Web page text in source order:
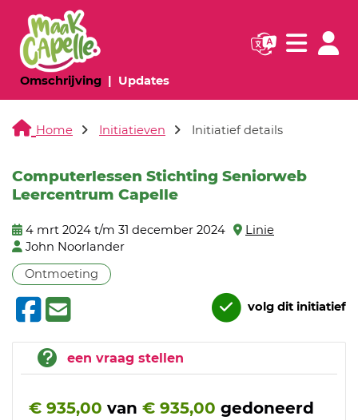
Omschrijving(huidige pagina)
Updates(huidige pagina)
Navigatie
Home Initiatieven Initiatief details
Computerlessen Stichting Seniorweb
Leercentrum Capelle
4 mrt 2024 t/m 31 december 2024
Linie
John Noorlander
Ontmoeting
volg dit initiatief
een vraag stellen
€ 935,00 van € 935,00 gedoneerd